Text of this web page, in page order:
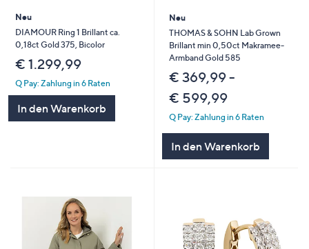
Neu
DIAMOUR Ring 1 Brillant ca.
0,18ct Gold 375, Bicolor
€ 1.299,99
Q Pay: Zahlung in 6 Raten
In den Warenkorb
Neu
THOMAS & SOHN Lab Grown
Brillant min 0,50ct Makramee-
Armband Gold 585
€ 369,99 -
€ 599,99
Q Pay: Zahlung in 6 Raten
In den Warenkorb